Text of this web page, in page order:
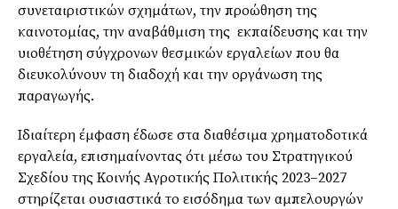
συνεταιριστικών σχημάτων, την προώθηση της
καινοτομίας, την αναβάθμιση της εκπαίδευσης και την
υιοθέτηση σύγχρονων θεσμικών εργαλείων που θα
διευκολύνουν τη διαδοχή και την οργάνωση της
παραγωγής.
Ιδιαίτερη έμφαση έδωσε στα διαθέσιμα χρηματοδοτικά
εργαλεία, επισημαίνοντας ότι μέσω του Στρατηγικού
Σχεδίου της Κοινής Αγροτικής Πολιτικής 2023–2027
στηρίζεται ουσιαστικά το εισόδημα των αμπελουργών